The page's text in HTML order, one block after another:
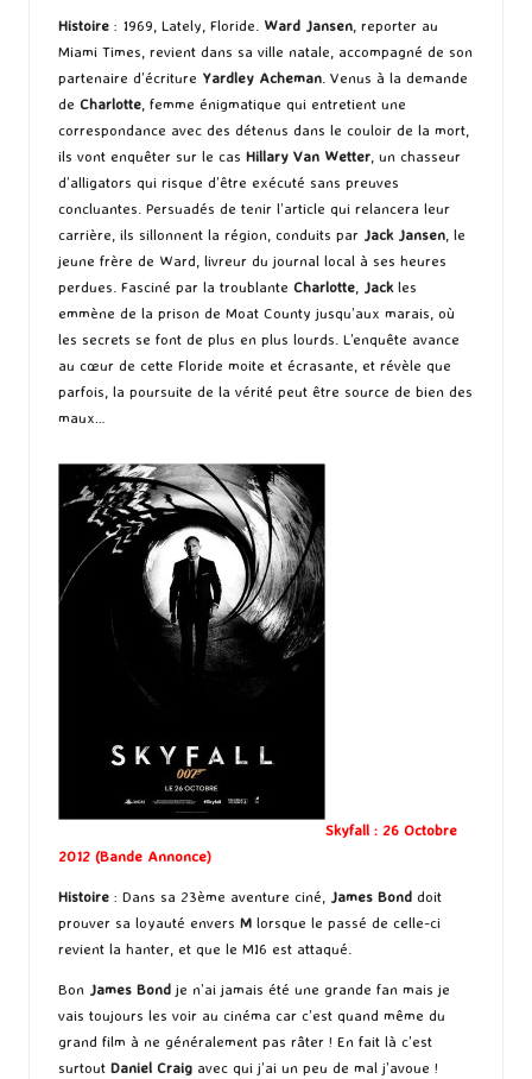
Histoire : 1969, Lately, Floride. Ward Jansen, reporter au
Miami Times, revient dans sa ville natale, accompagné de son
partenaire d’écriture Yardley Acheman. Venus à la demande
de Charlotte, femme énigmatique qui entretient une
correspondance avec des détenus dans le couloir de la mort,
ils vont enquêter sur le cas Hillary Van Wetter, un chasseur
d’alligators qui risque d’être exécuté sans preuves
concluantes. Persuadés de tenir l’article qui relancera leur
carrière, ils sillonnent la région, conduits par Jack Jansen, le
jeune frère de Ward, livreur du journal local à ses heures
perdues. Fasciné par la troublante Charlotte, Jackles
emmène de la prison de Moat County jusqu’aux marais, où
les secrets se font de plus en plus lourds. L’enquête avance
au cœur de cette Floride moite et écrasante, et révèle que
parfois, la poursuite de la vérité peut être source de bien des
maux…
Skyfall : 26 Octobre
2012 (Bande Annonce)
Histoire : Dans sa 23ème aventure ciné, James Bond doit
prouver sa loyauté envers M lorsque le passé de celle-ci
revient la hanter, et que le MI6 est attaqué.
Bon James Bond je n’ai jamais été une grande fan mais je
vais toujours les voir au cinéma car c’est quand même du
grand film à ne généralement pas râter ! En fait là c’est
surtout Daniel Craig avec qui j’ai un peu de mal j’avoue !